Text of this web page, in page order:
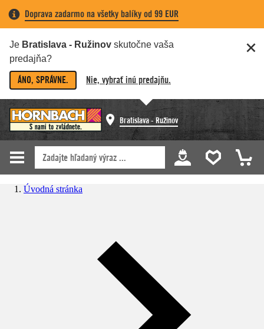
Doprava zadarmo na všetky balíky od 99 EUR
Je Bratislava - Ružinov skutočne vaša
predajňa?
ÁNO, SPRÁVNE. Nie, vybrať inú predajňu.
Bratislava - Ružinov
Úvodná stránka